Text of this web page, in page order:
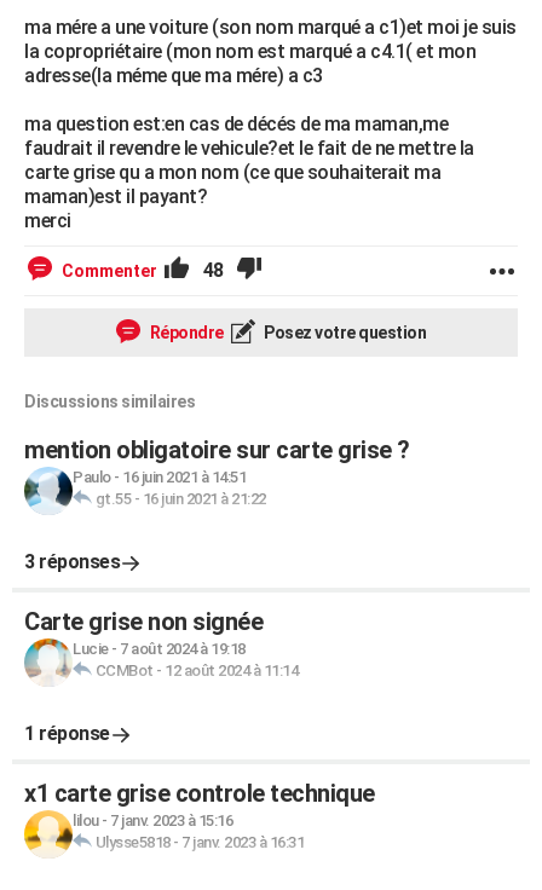
ma mére a une voiture (son nom marqué a c1)et moi je suis
la copropriétaire (mon nom est marqué a c4.1( et mon
adresse(la méme que ma mére) a c3
ma question est:en cas de décés de ma maman,me
faudrait il revendre le vehicule?et le fait de ne mettre la
carte grise qu a mon nom (ce que souhaiterait ma
maman)est il payant?
merci
Commenter 48
Répondre Posez votre question
Discussions similaires
mention obligatoire sur carte grise ?
Paulo- 16 juin 2021 à 14:51
gt.55- 16 juin 2021 à 21:22
3 réponses
Carte grise non signée
Lucie- 7 août 2024 à 19:18
CCMBot - 12 août 2024 à 11:14
1 réponse
x1 carte grise controle technique
lilou- 7 janv. 2023 à 15:16
Ulysse5818- 7 janv. 2023 à 16:31